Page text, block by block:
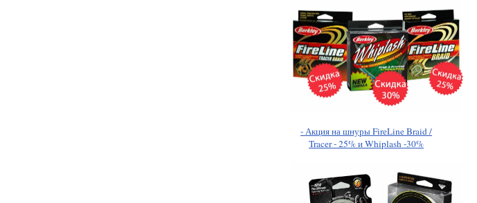
- Акция на шнуры FireLine Braid /
Tracer - 25% и Whiplash -30%